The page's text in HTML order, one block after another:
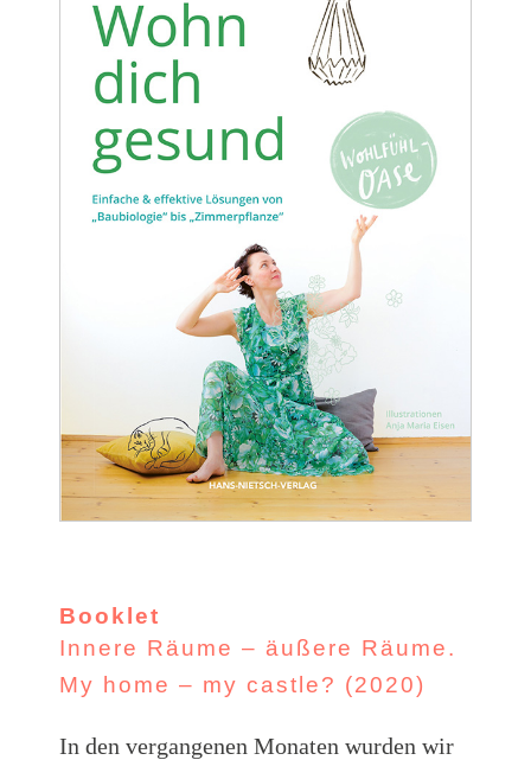
Booklet
Innere Räume – äußere Räume.
My home – my castle? (2020)
In den vergangenen Monaten wurden wir